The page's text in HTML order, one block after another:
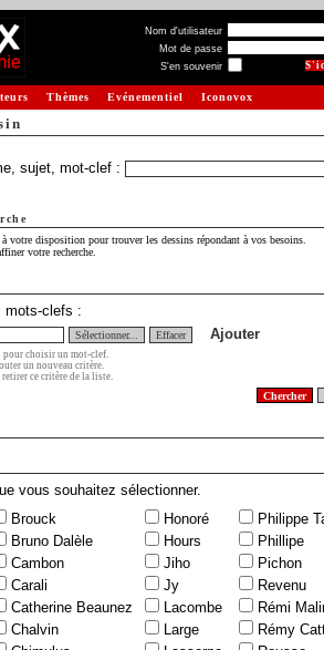
Nom d'utilisateur
Mot de passe
S'en souvenir
Thèmes Evénementiel Iconovox
sujet, mot-clef :
votre disposition pour trouver les dessins répondant à vos besoins.
votre recherche.
mots-clefs :
Sélectionner... Effacer Ajouter
choisir un mot-clef.
un nouveau critère.
ce critère de la liste.
vous souhaitez sélectionner.
Brouck Honoré
Philippe
Bruno Dalèle Hours
Phillipe
Cambon Jiho
Pichon
Carali Jy
Revenu
Catherine Beaunez Lacombe
Rémi
Chalvin Large
Rémy